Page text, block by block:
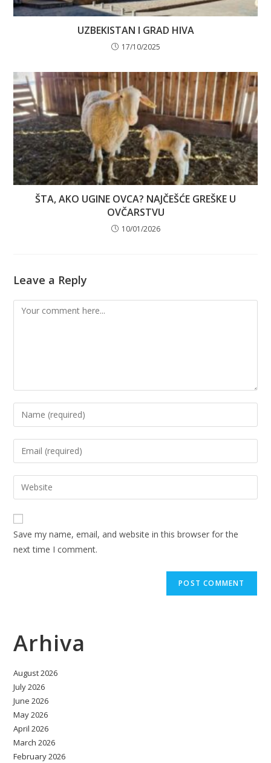
UZBEKISTAN I GRAD HIVA
17/10/2025
ŠTA, AKO UGINE OVCA? NAJČEŠĆE GREŠKE U
OVČARSTVU
10/01/2026
Leave a Reply
Comment
Enter
your
name
to
comment
Enter
your
email
address
comment
Enter
your
website
URL
(optional)
Save my name, email, and website in this browser for the
next time I comment.
Arhiva
August 2026
July 2026
June 2026
May 2026
April 2026
March 2026
February 2026